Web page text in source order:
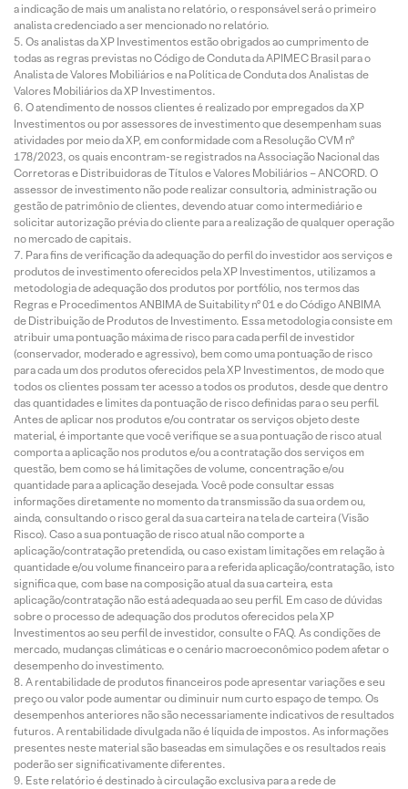
a indicação de mais um analista no relatório, o responsável será o primeiro
analista credenciado a ser mencionado no relatório.
Os analistas da XP Investimentos estão obrigados ao cumprimento de
todas as regras previstas no Código de Conduta da APIMEC Brasil para o
Analista de Valores Mobiliários e na Política de Conduta dos Analistas de
Valores Mobiliários da XP Investimentos.
O atendimento de nossos clientes é realizado por empregados da XP
Investimentos ou por assessores de investimento que desempenham suas
atividades por meio da XP, em conformidade com a Resolução CVM nº
178/2023, os quais encontram-se registrados na Associação Nacional das
Corretoras e Distribuidoras de Títulos e Valores Mobiliários – ANCORD. O
assessor de investimento não pode realizar consultoria, administração ou
gestão de patrimônio de clientes, devendo atuar como intermediário e
solicitar autorização prévia do cliente para a realização de qualquer operação
no mercado de capitais.
Para fins de verificação da adequação do perfil do investidor aos serviços e
produtos de investimento oferecidos pela XP Investimentos, utilizamos a
metodologia de adequação dos produtos por portfólio, nos termos das
Regras e Procedimentos ANBIMA de Suitability nº 01 e do Código ANBIMA
de Distribuição de Produtos de Investimento. Essa metodologia consiste em
atribuir uma pontuação máxima de risco para cada perfil de investidor
(conservador, moderado e agressivo), bem como uma pontuação de risco
para cada um dos produtos oferecidos pela XP Investimentos, de modo que
todos os clientes possam ter acesso a todos os produtos, desde que dentro
das quantidades e limites da pontuação de risco definidas para o seu perfil.
Antes de aplicar nos produtos e/ou contratar os serviços objeto deste
material, é importante que você verifique se a sua pontuação de risco atual
comporta a aplicação nos produtos e/ou a contratação dos serviços em
questão, bem como se há limitações de volume, concentração e/ou
quantidade para a aplicação desejada. Você pode consultar essas
informações diretamente no momento da transmissão da sua ordem ou,
ainda, consultando o risco geral da sua carteira na tela de carteira (Visão
Risco). Caso a sua pontuação de risco atual não comporte a
aplicação/contratação pretendida, ou caso existam limitações em relação à
quantidade e/ou volume financeiro para a referida aplicação/contratação, isto
significa que, com base na composição atual da sua carteira, esta
aplicação/contratação não está adequada ao seu perfil. Em caso de dúvidas
sobre o processo de adequação dos produtos oferecidos pela XP
Investimentos ao seu perfil de investidor, consulte o FAQ. As condições de
mercado, mudanças climáticas e o cenário macroeconômico podem afetar o
desempenho do investimento.
A rentabilidade de produtos financeiros pode apresentar variações e seu
preço ou valor pode aumentar ou diminuir num curto espaço de tempo. Os
desempenhos anteriores não são necessariamente indicativos de resultados
futuros. A rentabilidade divulgada não é líquida de impostos. As informações
presentes neste material são baseadas em simulações e os resultados reais
poderão ser significativamente diferentes.
Este relatório é destinado à circulação exclusiva para a rede de